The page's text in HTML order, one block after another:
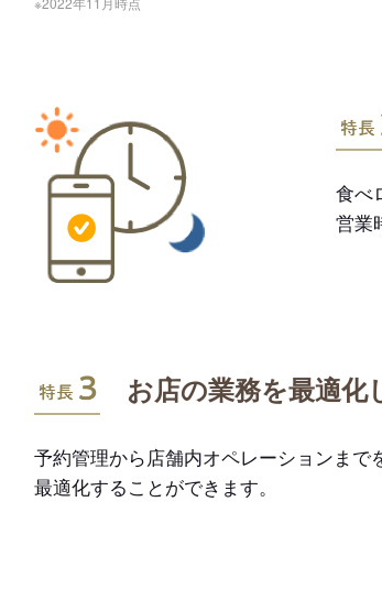
食べ
営業
特長3
お店の業務を最適化
予約管理から店舗内オペレーションまで
最適化することができます。